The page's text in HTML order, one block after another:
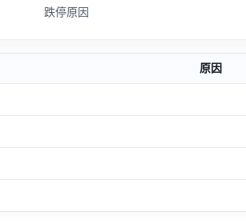
跌停原因
原因